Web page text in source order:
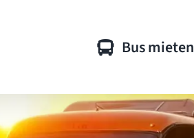
Bus mieten